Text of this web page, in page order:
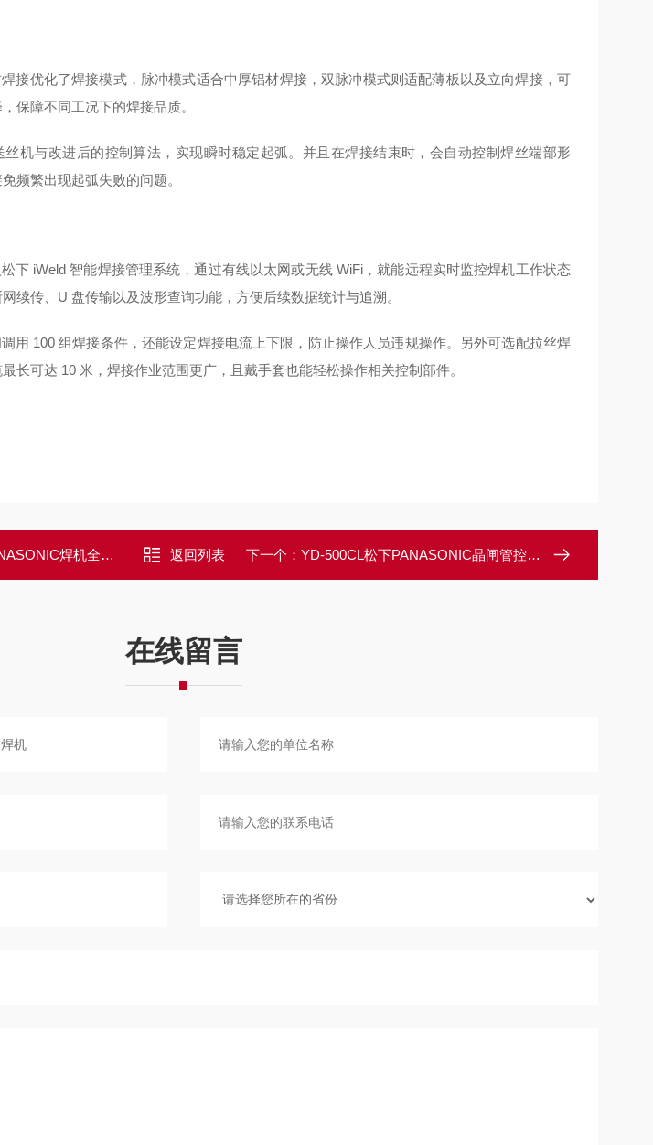
接优化了焊接模式，脉冲模式适合中厚铝材焊接，双脉冲模式则适配薄板以及立向焊接，可
保障不同工况下的焊接品质。
丝机与改进后的控制算法，实现瞬时稳定起弧。并且在焊接结束时，会自动控制焊丝端部形
频繁出现起弧失败的问题。
松下 iWeld 智能焊接管理系统，通过有线以太网或无线 WiFi，就能远程实时监控焊机工作状态
续传、U 盘传输以及波形查询功能，方便后续数据统计与追溯。
用 100 组焊接条件，还能设定焊接电流上下限，防止操作人员违规操作。另外可选配拉丝焊
长可达 10 米，焊接作业范围更广，且戴手套也能轻松操作相关控制部件。
焊机全数字控制 返回列表 下一个： YD-500CL松下PANASONIC晶闸管控制CO2/MAG焊机
在线留言